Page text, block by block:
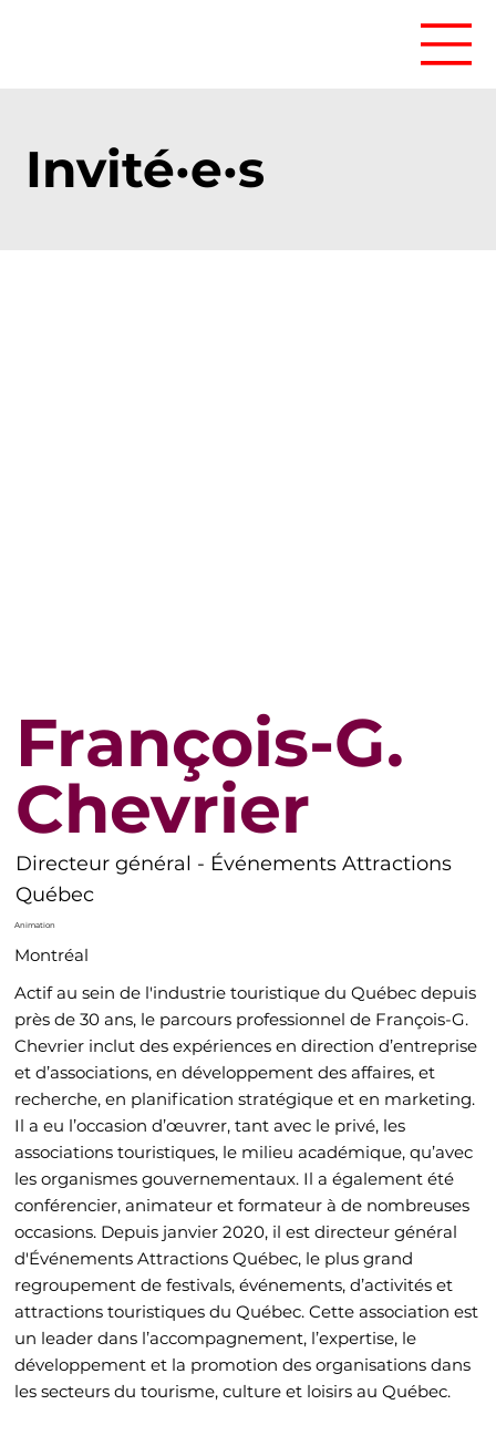
Invité·e·s
François-G.
Chevrier
Directeur général - Événements Attractions
Québec
Animation
Montréal
Actif au sein de l'industrie touristique du Québec depuis
près de 30 ans, le parcours professionnel de François-G.
Chevrier inclut des expériences en direction d’entreprise
et d’associations, en développement des affaires, et
recherche, en planification stratégique et en marketing.
Il a eu l’occasion d’œuvrer, tant avec le privé, les
associations touristiques, le milieu académique, qu’avec
les organismes gouvernementaux. Il a également été
conférencier, animateur et formateur à de nombreuses
occasions. Depuis janvier 2020, il est directeur général
d'Événements Attractions Québec, le plus grand
regroupement de festivals, événements, d’activités et
attractions touristiques du Québec. Cette association est
un leader dans l’accompagnement, l’expertise, le
développement et la promotion des organisations dans
les secteurs du tourisme, culture et loisirs au Québec.